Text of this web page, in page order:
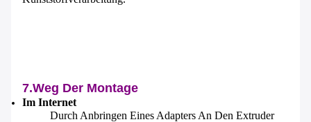
7.Weg Der Montage
Im Internet
Durch Anbringen Eines Adapters An Den Extruder